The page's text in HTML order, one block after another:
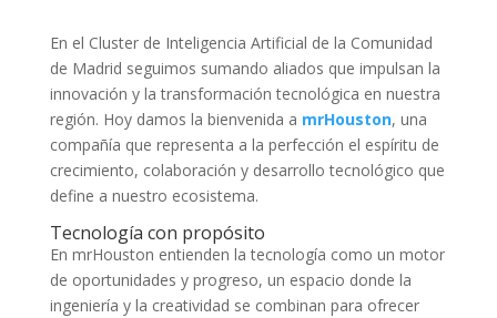
En el Cluster de Inteligencia Artificial de la Comunidad
de Madrid seguimos sumando aliados que impulsan la
innovación y la transformación tecnológica en nuestra
región. Hoy damos la bienvenida a mrHouston, una
compañía que representa a la perfección el espíritu de
crecimiento, colaboración y desarrollo tecnológico que
define a nuestro ecosistema.
Tecnología con propósito
En mrHouston entienden la tecnología como un motor
de oportunidades y progreso, un espacio donde la
ingeniería y la creatividad se combinan para ofrecer